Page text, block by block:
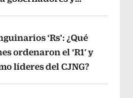
‘Rs’: ¿Qué
ordenaron el ‘R1′ y
líderes del CJNG?Opens in